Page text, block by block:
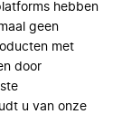
hebben
geen
met
door
u van onze